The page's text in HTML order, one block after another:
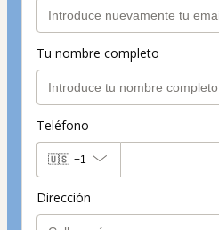
Tu nombre completo
Teléfono
🇺🇸 +1
Dirección